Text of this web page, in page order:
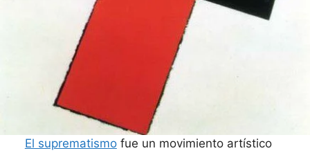
El suprematismofue un movimiento artístico